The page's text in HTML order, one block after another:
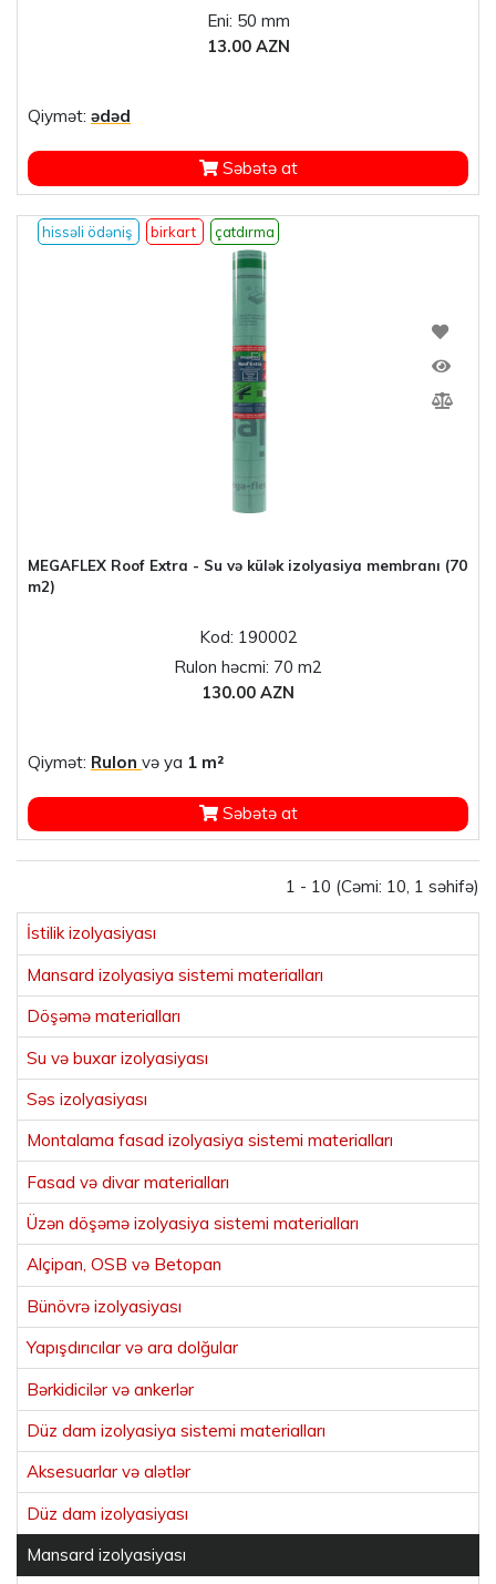
Eni: 50 mm
13.00 AZN
Qiymət: ədəd
Səbətə at
hissəli ödəniş birkart çatdırma
MEGAFLEX Roof Extra - Su və külək izolyasiya membranı (70
m2)
Kod: 190002
Rulon həcmi: 70 m2
130.00 AZN
Qiymət: Rulon və ya 1 m²
Səbətə at
1 - 10 (Cəmi: 10, 1 səhifə)
İstilik izolyasiyası
Mansard izolyasiya sistemi materialları
Döşəmə materialları
Su və buxar izolyasiyası
Səs izolyasiyası
Montalama fasad izolyasiya sistemi materialları
Fasad və divar materialları
Üzən döşəmə izolyasiya sistemi materialları
Alçipan, OSB və Betopan
Bünövrə izolyasiyası
Yapışdırıcılar və ara dolğular
Bərkidicilər və ankerlər
Düz dam izolyasiya sistemi materialları
Aksesuarlar və alətlər
Düz dam izolyasiyası
Mansard izolyasiyası